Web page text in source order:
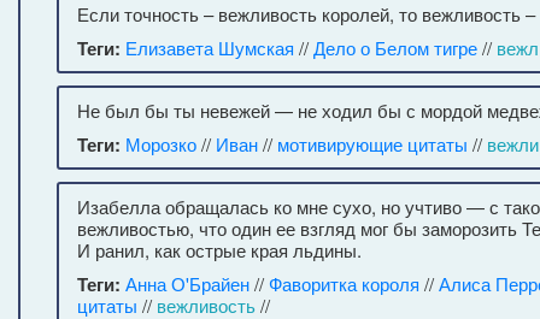
Если точность – вежливость королей, то вежливость
Теги: Елизавета Шумская //Дело о Белом тигре//
Не был бы ты невежей — не ходил бы с мордой
Теги: Морозко// Иван// мотивирующие цитаты //
Изабелла обращалась ко мне сухо, но учтиво — с
вежливостью, что один ее взгляд мог бы заморозить
И ранил, как острые края льдины.
Теги: Анна О'Брайен//Фаворитка короля //Алиса
цитаты // вежливость//